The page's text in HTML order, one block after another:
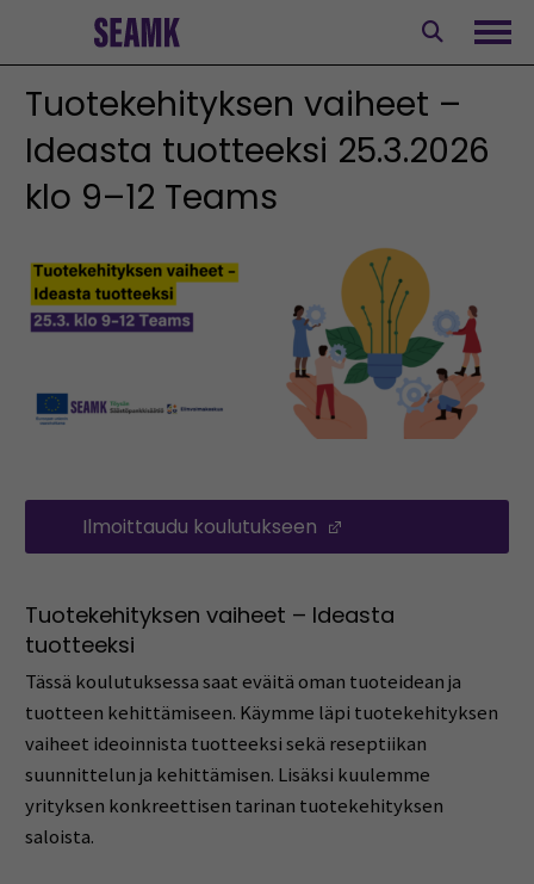
Tuotekehityksen vaiheet –
Ideasta tuotteeksi 25.3.2026
klo 9–12 Teams
Ilmoittaudu koulutukseen
Tuotekehityksen vaiheet – Ideasta
tuotteeksi
Tässä koulutuksessa saat eväitä oman tuoteidean ja
tuotteen kehittämiseen. Käymme läpi tuotekehityksen
vaiheet ideoinnista tuotteeksi sekä reseptiikan
suunnittelun ja kehittämisen. Lisäksi kuulemme
yrityksen konkreettisen tarinan tuotekehityksen
saloista.